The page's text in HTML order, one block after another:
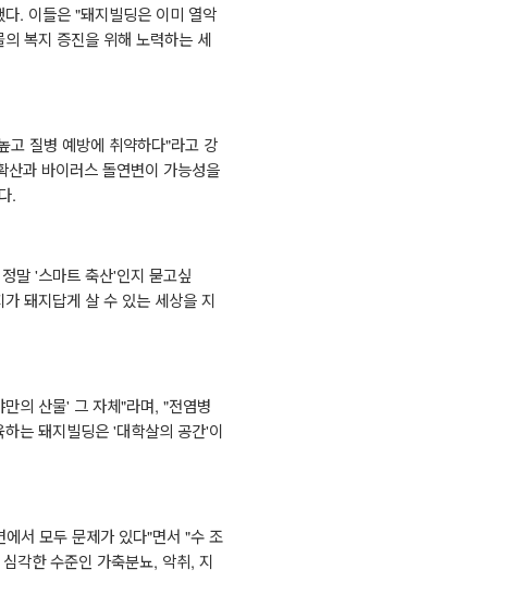
다. 이들은"돼지빌딩은 이미 열악
복지 증진을 위해 노력하는 세
고 질병 예방에 취약하다"라고 강
과 바이러스 돌연변이 가능성을
.
말'스마트 축산'인지 묻고싶
돼지답게 살 수 있는 세상을 지
만의 산물' 그 자체"라며, "전염병
는 돼지빌딩은'대학살의 공간'이
에서 모두 문제가 있다"면서 "수 조
각한 수준인 가축분뇨, 악취, 지